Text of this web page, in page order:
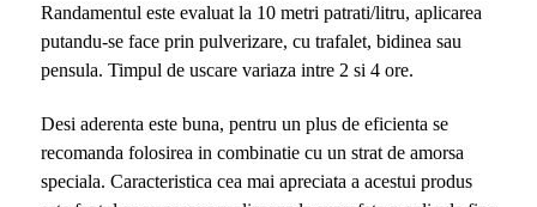
Randamentul este evaluat la 10 metri patrati/litru, aplicarea
putandu-se face prin pulverizare, cu trafalet, bidinea sau
pensula. Timpul de uscare variaza intre 2 si 4 ore.
Desi aderenta este buna, pentru un plus de eficienta se
recomanda folosirea in combinatie cu un strat de amorsa
speciala. Caracteristica cea mai apreciata a acestui produs